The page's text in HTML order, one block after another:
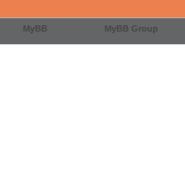
MyBB MyBB Group